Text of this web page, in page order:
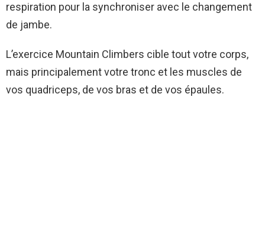
respiration pour la synchroniser avec le changement
de jambe.
L’exercice Mountain Climbers cible tout votre corps,
mais principalement votre tronc et les muscles de
vos quadriceps, de vos bras et de vos épaules.